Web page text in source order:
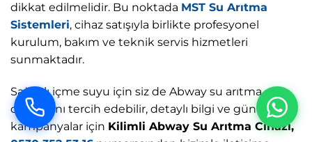
dikkat edilmelidir. Bu noktada MST Su Arıtma
Sistemleri, cihaz satışıyla birlikte profesyonel
kurulum, bakım ve teknik servis hizmetleri
sunmaktadır.
Sağlıklı içme suyu için siz de Abway su arıtma
cihazlarını tercih edebilir, detaylı bilgi ve güncel
kampanyalar için Kilimli Abway Su Arıtma Cihazı,